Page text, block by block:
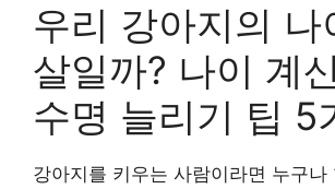
우리 강아지의 나
살일까? 나이 계
수명 늘리기 팁 5
강아지를 키우는 사람이라면 누구나